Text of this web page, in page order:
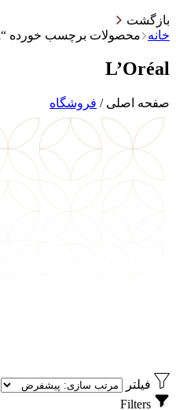
بازگشت
خانه
محصولات برچسب خورده “L’Oréal”
L’Oréal
صفحه اصلی / فروشگاه
فیلتر